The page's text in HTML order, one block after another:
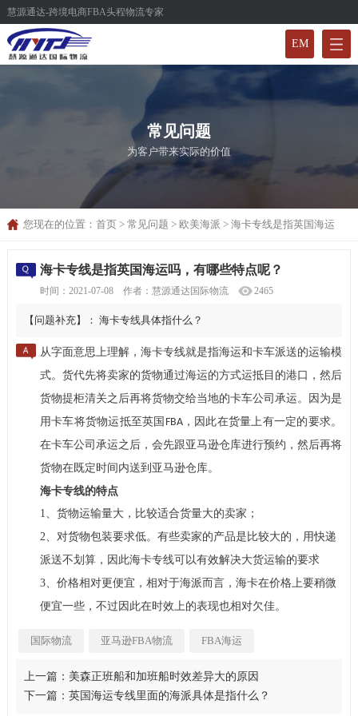
慧源通达-跨境电商FBA头程物流专家
EM
常见问题
为客户带来实际的价值
您现在的位置： 首页> 常见问题 > 欧美海派 > 海卡专线是指英国海运
海卡专线是指英国海运吗，有哪些特点呢？
时间：2021-07-08 作者：慧源通达国际物流 2465
【问题补充】： 海卡专线具体指什么？
从字面意思上理解， 海卡专线就是指海运和卡车派送的运输模
式。 货代先将卖家的货物通过海运的方式运抵目的港口 ，然后
货物提柜清关之后再将货物交给当地的卡车公司承运。
因为是
用卡车将货物运抵至英国 FBA， 因此在货量上有一定的要求。
在卡车公司承运之后， 会先跟亚马逊仓库进行预约 ，然后再将
货物在既定时间内送到亚马逊仓库。
海卡专线的特点
1、 货物运输量大， 比较适合货量大的卖家 ；
2、 对货物包装要求低。 有些卖家的产品是比较大的 ， 用快递
派送不划算， 因此海卡专线可以有效解决大货运输的要求
3、 价格相对更便宜， 相对于海派而言 ， 海卡在价格上要稍微
便宜一些， 不过因此在时效上的表现也相对欠佳。
国际物流 亚马逊FBA物流 FBA海运
上一篇：美森正班船和加班船时效差异大的原因
下一篇：英国海运专线里面的海派具体是指什么？